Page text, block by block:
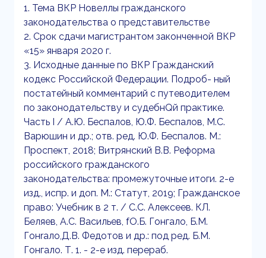
1. Тема ВКР Новеллы гражданского
законодательства о представительстве
2. Срок сдачи магистрантом законченной ВКР
«15» января 2020 г.
3. Исходные данные по ВКР Гражданский
кодекс Российской Федерации. Подроб- ный
постатейный комментарий с путеводителем
по законодательству и судебнQй практике.
Часть I / А.Ю. Беспалов, Ю.Ф. Беспалов, М.С.
Варюшин и др.; отв. ред. Ю.Ф. Беспалов. М.:
Проспект, 2018; Витрянский В.В. Реформа
российского гражданского
законодательства: промежуточные итоги. 2-е
изд., испр. и доп. М.: Статут, 2019; Гражданское
право: Учебник в 2 т. / С.С. Алексеев. КЛ.
Беляев, А.С. Васильев, fО.Б. Гонгало, Б.М.
Гонrало,Д.В. Федотов и др.: под ред. Б.М.
Гонгало. Т. 1. - 2-е изд. перераб.